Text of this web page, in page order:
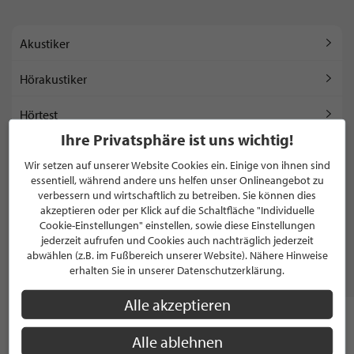
Akustiker
Hörakustiker
Hörtest
Pädaudiologie
WEITERE KATEGORIEN ANZEIGEN
MARKEN
Ihre Privatsphäre ist uns wichtig!
Wir setzen auf unserer Website Cookies ein. Einige von ihnen sind
essentiell, während andere uns helfen unser Onlineangebot zu
verbessern und wirtschaftlich zu betreiben. Sie können dies
akzeptieren oder per Klick auf die Schaltfläche "Individuelle
Cookie-Einstellungen" einstellen, sowie diese Einstellungen
jederzeit aufrufen und Cookies auch nachträglich jederzeit
abwählen (z.B. im Fußbereich unserer Website). Nähere Hinweise
erhalten Sie in unserer Datenschutzerklärung.
Alle akzeptieren
Alle ablehnen